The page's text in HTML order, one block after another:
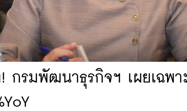
กรมพัฒนาธุรกิจฯ เผยเฉพ